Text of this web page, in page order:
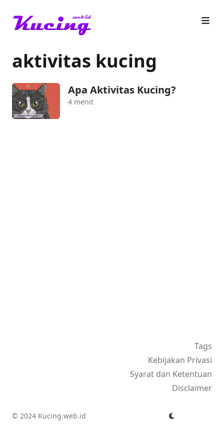
aktivitas kucing
Apa Aktivitas Kucing?
4 menit
Tags
Kebijakan Privasi
Syarat dan Ketentuan
Disclaimer
© 2024 Kucing.web.id